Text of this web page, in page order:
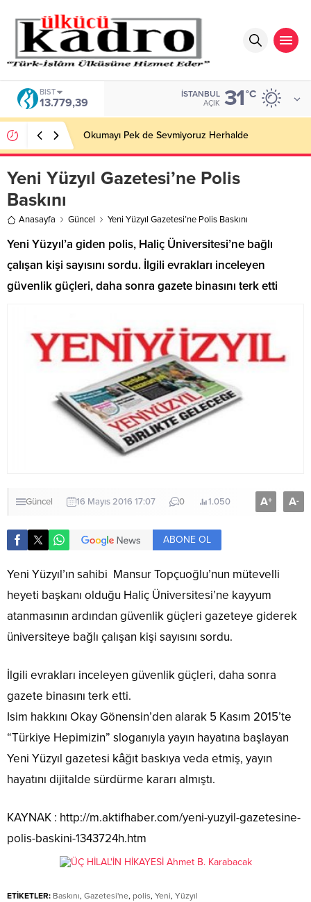
BIST
13.779,39
İSTANBUL
AÇIK 31°C
Okumayı Pek de Sevmiyoruz Herhalde
Yeni Yüzyıl Gazetesi’ne Polis
Baskını
Anasayfa Güncel Yeni Yüzyıl Gazetesi’ne Polis Baskını
Yeni Yüzyıl’a giden polis, Haliç Üniversitesi’ne bağlı
çalışan kişi sayısını sordu. İlgili evrakları inceleyen
güvenlik güçleri, daha sonra gazete binasını terk etti
Güncel 16 Mayıs 2016 17:07 0 1.050 A+ A-
ABONE OL
Yeni Yüzyıl’ın sahibi Mansur Topçuoğlu’nun mütevelli
heyeti başkanı olduğu Haliç Üniversitesi’ne kayyum
atanmasının ardından güvenlik güçleri gazeteye giderek
üniversiteye bağlı çalışan kişi sayısını sordu.
İlgili evrakları inceleyen güvenlik güçleri, daha sonra
gazete binasını terk etti.
Isim hakkını Okay Gönensin’den alarak 5 Kasım 2015’te
“Türkiye Hepimizin” sloganıyla yayın hayatına başlayan
Yeni Yüzyıl gazetesi kâğıt baskıya veda etmiş, yayın
hayatını dijitalde sürdürme kararı almıştı.
KAYNAK : http://m.aktifhaber.com/yeni-yuzyil-gazetesine-
polis-baskini-1343724h.htm
ETİKETLER: Baskını, Gazetesi'ne, polis, Yeni, Yüzyıl